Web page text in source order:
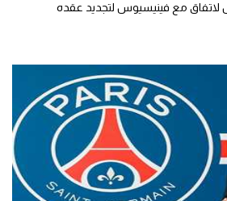
لاتفاق مع فينيسيوس لتجديد عقده